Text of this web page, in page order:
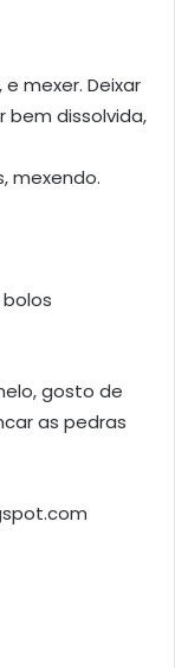
mexer. Deixar
dissolvida,
mexendo.
gosto de
as pedras